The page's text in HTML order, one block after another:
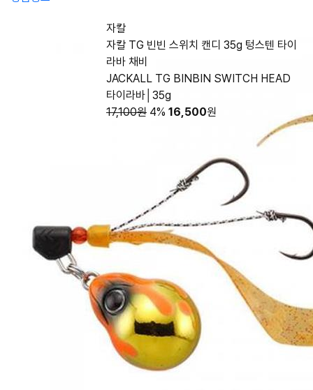
자칼
자칼 TG 빈빈 스위치 캔디 35g 텅스텐 타이
라바 채비
JACKALL TG BINBIN SWITCH HEAD
타이라바│35g
17,100원 4% 16,500원